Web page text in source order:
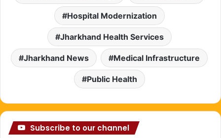
Hospital Modernization
Jharkhand Health Services
Jharkhand News Medical Infrastructure
Public Health
Subscribe to our channel